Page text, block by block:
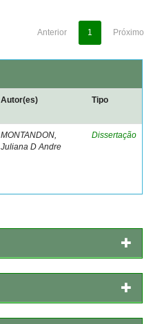
Anterior 1 Próximo
Autor(es) Tipo
MONTANDON,
Juliana D Andre
Dissertação